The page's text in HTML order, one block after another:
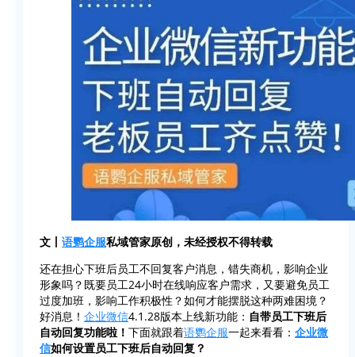
文丨 语鹦企服私域管家原创，未经授权不得转载
还在担心下班后员工不回复客户消息，错失商机，影响企业
形象吗？既要员工24小时在线响应客户需求，又要避免员工
过度加班，影响工作积极性？如何才能摆脱这种两难困境？
好消息！ 企业微信4.1.28版本上线新功能： 自带员工下班后
自动回复功能啦！ 下面就跟着语鹦企服一起来看看： 企业微
信如何设置员工下班后自动回复？